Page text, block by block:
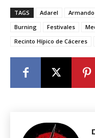
TAGS Adarel Armando
Burning
Festivales
Recinto Hípico de Cáceres